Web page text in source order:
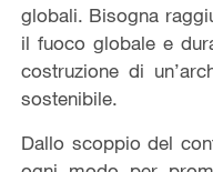
globali. Bisogna
il fuoco globale e
costruzione di
sostenibile.
Dallo scoppio del